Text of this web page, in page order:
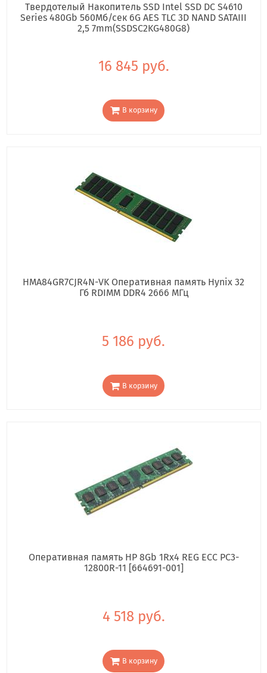
Твердотелый Накопитель SSD Intel SSD DC S4610
Series 480Gb 560Мб/сек 6G AES TLC 3D NAND SATAIII
2,5 7mm(SSDSC2KG480G8)
16 845 руб.
В корзину
HMA84GR7CJR4N-VK Оперативная память Hynix 32
Гб RDIMM DDR4 2666 МГц
5 186 руб.
В корзину
Оперативная память HP 8Gb 1Rx4 REG ECC PC3-
12800R-11 [664691-001]
4 518 руб.
В корзину